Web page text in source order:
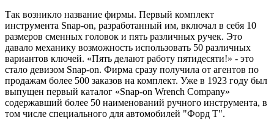
Так возникло название фирмы. Первый комплект
инструмента Snap-on, разработанный им, включал в себя 10
размеров сменных головок и пять различных ручек. Это
давало механику возможность использовать 50 различных
вариантов ключей. «Пять делают работу пятидесяти!» - это
стало девизом Snap-on. Фирма сразу получила от агентов по
продажам более 500 заказов на комплект. Уже в 1923 году был
выпущен первый каталог «Snap-on Wrench Company»
содержавший более 50 наименований ручного инструмента, в
том числе специального для автомобилей "Форд Т".